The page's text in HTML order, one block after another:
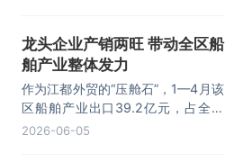
龙头企业产销两旺 带动全区船
舶产业整体发力
作为江都外贸的“压舱石”，1—4月该
区船舶产业出口39.2亿元，占全区
出口总额的46.0%，同比增长
2026-06-05